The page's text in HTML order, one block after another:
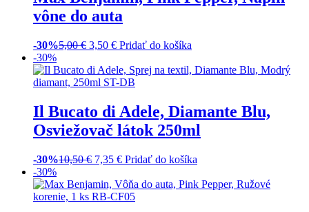
vône do auta
-30%5,00€ 3,50 € Pridať do košíka
-30%
Il Bucato di Adele, Diamante Blu,
Osviežovač látok 250ml
-30%10,50€ 7,35 € Pridať do košíka
-30%